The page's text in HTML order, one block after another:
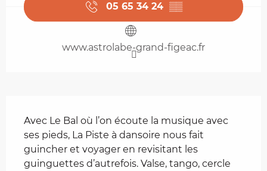
05 65 34 24 ▒▒
www.astrolabe-grand-figeac.fr
Avec Le Bal où l’on écoute la musique avec
ses pieds, La Piste à dansoire nous fait
guincher et voyager en revisitant les
guinguettes d’autrefois. Valse, tango, cercle